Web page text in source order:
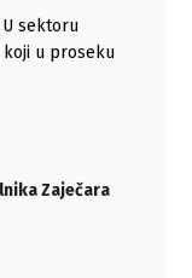
sektoru
koji u proseku
Zaječara